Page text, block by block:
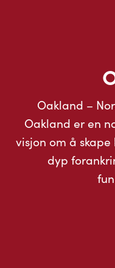
Oakland –
Oakland er en
visjon om å
dyp